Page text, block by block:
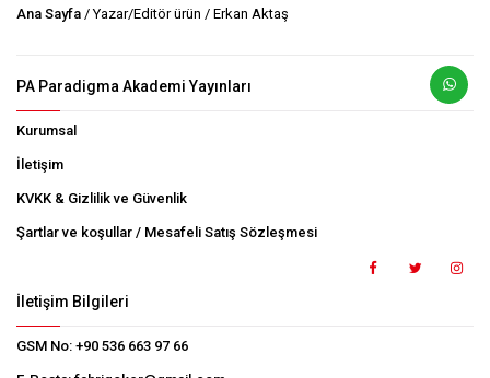
Ana Sayfa / Yazar/Editör ürün / Erkan Aktaş
PA Paradigma Akademi Yayınları
Kurumsal
İletişim
KVKK & Gizlilik ve Güvenlik
Şartlar ve koşullar / Mesafeli Satış Sözleşmesi
İletişim Bilgileri
GSM No: +90 536 663 97 66